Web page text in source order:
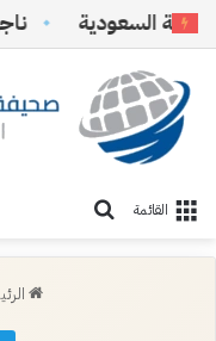
السعودية ناجي
القائمة